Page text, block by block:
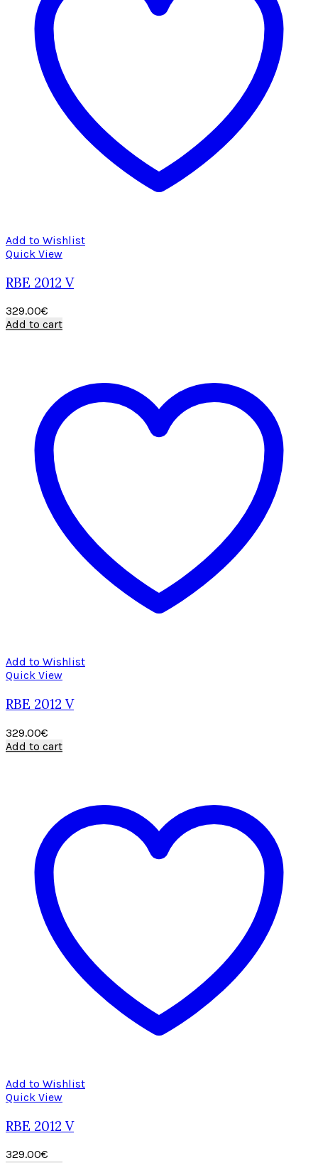
Add to Wishlist
Quick View
RBE 2012 V
329.00€
Add to cart
Add to Wishlist
Quick View
RBE 2012 V
329.00€
Add to cart
Add to Wishlist
Quick View
RBE 2012 V
329.00€